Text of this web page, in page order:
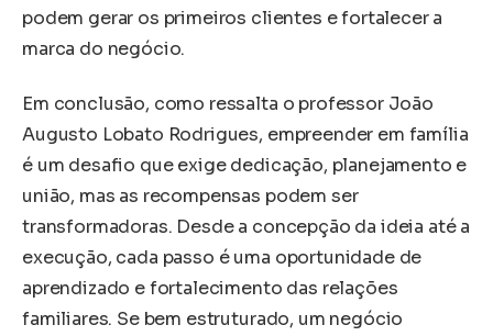
podem gerar os primeiros clientes e fortalecer a
marca do negócio.
Em conclusão, como ressalta o professor João
Augusto Lobato Rodrigues, empreender em família
é um desafio que exige dedicação, planejamento e
união, mas as recompensas podem ser
transformadoras. Desde a concepção da ideia até a
execução, cada passo é uma oportunidade de
aprendizado e fortalecimento das relações
familiares. Se bem estruturado, um negócio